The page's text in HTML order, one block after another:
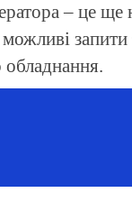
– це ще
запити